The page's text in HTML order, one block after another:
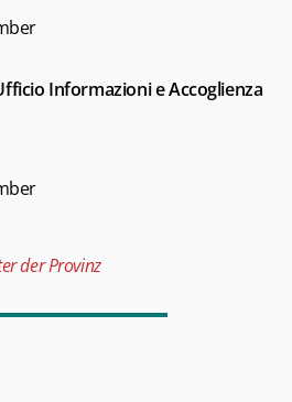
Informazioni e Accoglienza
der Provinz